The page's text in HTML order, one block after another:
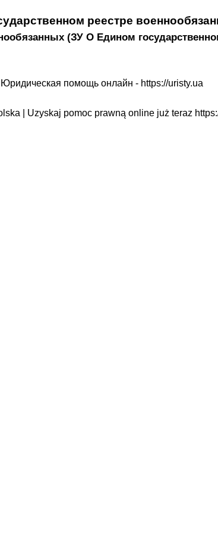
реестре
(ЗУ О Едином
Юридическая помощь онлайн - https://uristy.ua
| Uzyskaj pomoc prawną online już teraz